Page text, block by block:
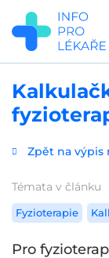
Přejít
hlavnímu
obsahu
Zpět na výpis
Témata v článku
Fyzioterapie
Pro